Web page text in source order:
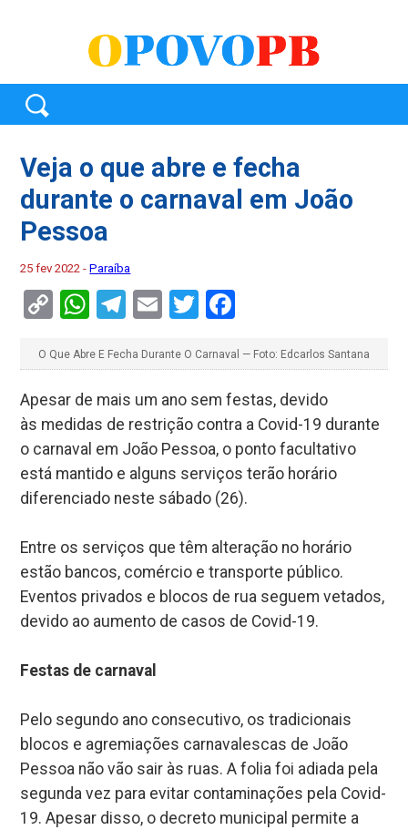
Veja o que abre e fecha
durante o carnaval em João
Pessoa
25 fev 2022 -Paraíba
CopyWhatsApp
Telegram
EmailTwitter
O Que Abre E Fecha Durante O Carnaval — Foto: Edcarlos Santana
Apesar de mais um ano sem festas, devido
às medidas de restrição contra a Covid-19 durante
o carnaval em João Pessoa, o ponto facultativo
está mantido e alguns serviços terão horário
diferenciado neste sábado (26).
Entre os serviços que têm alteração no horário
estão bancos, comércio e transporte público.
Eventos privados e blocos de rua seguem vetados,
devido ao aumento de casos de Covid-19.
Festas de carnaval
Pelo segundo ano consecutivo, os tradicionais
blocos e agremiações carnavalescas de João
Pessoa não vão sair às ruas. A folia foi adiada pela
segunda vez para evitar contaminações pela Covid-
19. Apesar disso, o decreto municipal permite a